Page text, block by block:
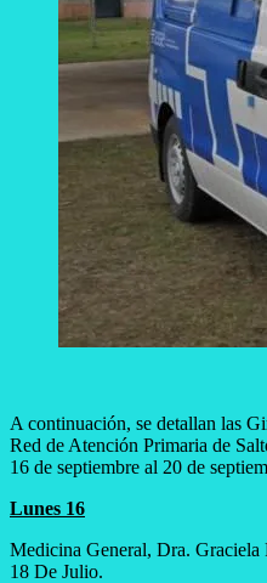
A continuación, se detallan las
Red de Atención Primaria de
16 de septiembre al 20 de
Lunes 16
Medicina General, Dra.
18 De Julio.